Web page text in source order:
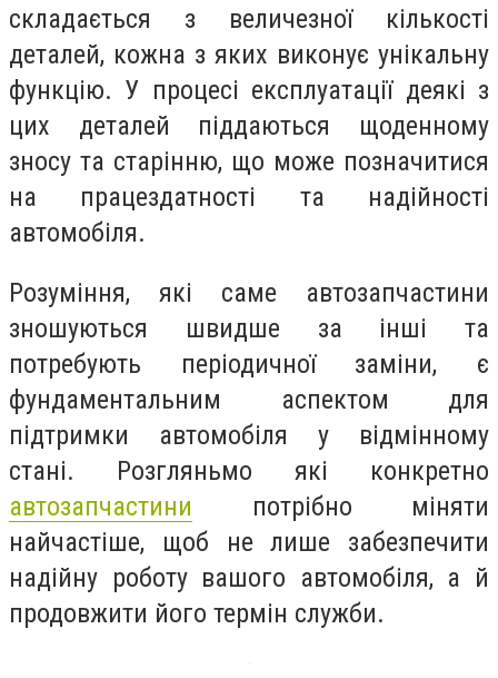
складається з величезної кількості
деталей, кожна з яких виконує унікальну
функцію. У процесі експлуатації деякі з
цих деталей піддаються щоденному
зносу та старінню, що може позначитися
на працездатності та надійності
автомобіля.
Розуміння, які саме автозапчастини
зношуються швидше за інші та
потребують періодичної заміни, є
фундаментальним аспектом для
підтримки автомобіля у відмінному
стані. Розгляньмо які конкретно
автозапчастини потрібно міняти
найчастіше, щоб не лише забезпечити
надійну роботу вашого автомобіля, а й
продовжити його термін служби.